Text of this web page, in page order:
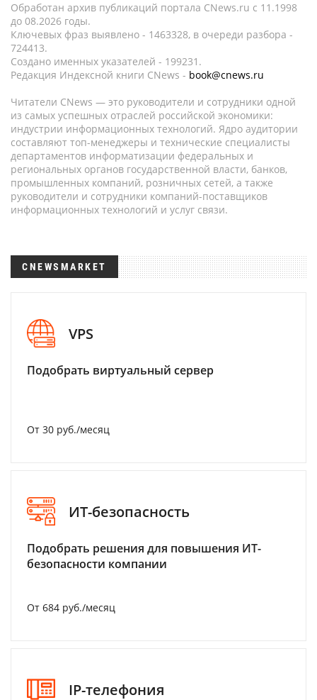
Обработан архив публикаций портала CNews.ru c 11.1998
до 08.2026 годы.
Ключевых фраз выявлено - 1463328, в очереди разбора -
724413.
Создано именных указателей - 199231.
Редакция Индексной книги CNews - book@cnews.ru
Читатели CNews — это руководители и сотрудники одной
из самых успешных отраслей российской экономики:
индустрии информационных технологий. Ядро аудитории
составляют топ-менеджеры и технические специалисты
департаментов информатизации федеральных и
региональных органов государственной власти, банков,
промышленных компаний, розничных сетей, а также
руководители и сотрудники компаний-поставщиков
информационных технологий и услуг связи.
CNEWSMARKET
VPS
Подобрать виртуальный сервер
От 30 руб./месяц
ИТ-безопасность
Подобрать решения для повышения ИТ-
безопасности компании
От 684 руб./месяц
IP-телефония